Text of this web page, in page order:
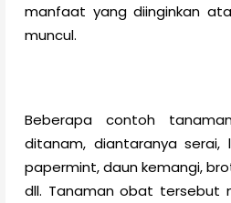
manfaat yang diinginkan
muncul.
Beberapa contoh
ditanam, diantaranya serai,
papermint, daun kemangi,
dll. Tanaman obat tersebut